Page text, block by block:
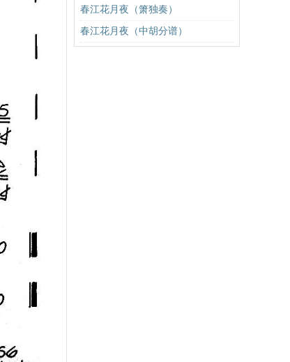
春江花月夜（箫独奏）
春江花月夜（中胡分谱）